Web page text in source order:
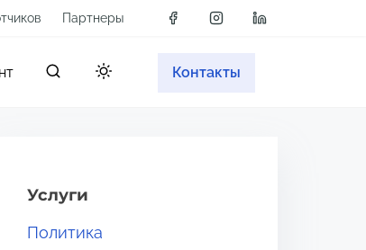
Партнеры
Контакты
Услуги
Политика